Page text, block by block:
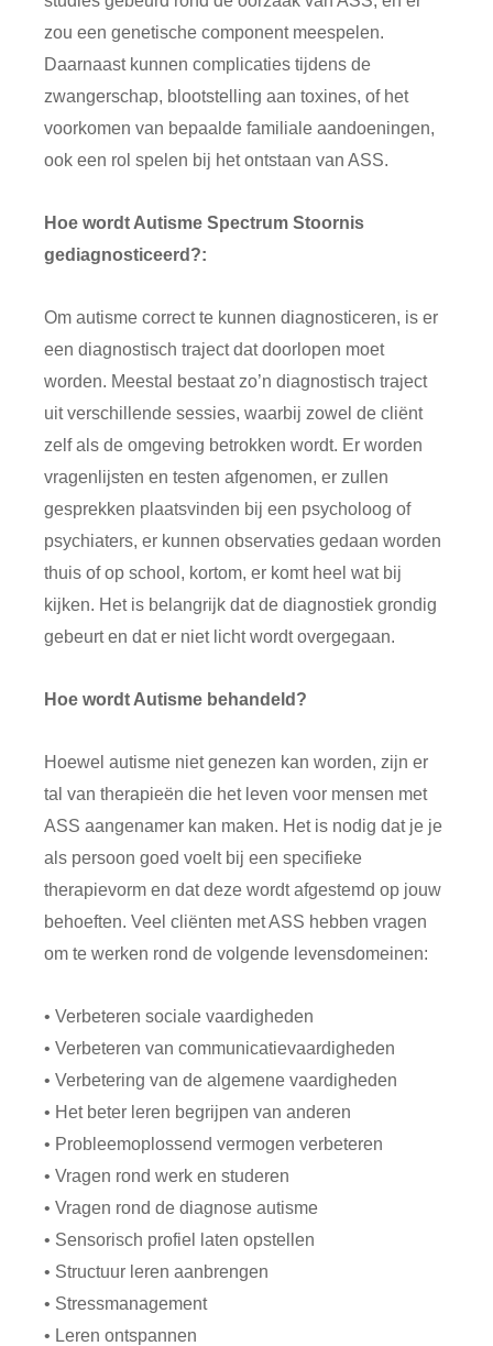
zou een genetische component meespelen.
Daarnaast kunnen complicaties tijdens de
zwangerschap, blootstelling aan toxines, of het
voorkomen van bepaalde familiale aandoeningen,
ook een rol spelen bij het ontstaan van ASS.
Hoe wordt Autisme Spectrum Stoornis
gediagnosticeerd?:
Om autisme correct te kunnen diagnosticeren, is er
een diagnostisch traject dat doorlopen moet
worden. Meestal bestaat zo’n diagnostisch traject
uit verschillende sessies, waarbij zowel de cliënt
zelf als de omgeving betrokken wordt. Er worden
vragenlijsten en testen afgenomen, er zullen
gesprekken plaatsvinden bij een psycholoog of
psychiaters, er kunnen observaties gedaan worden
thuis of op school, kortom, er komt heel wat bij
kijken. Het is belangrijk dat de diagnostiek grondig
gebeurt en dat er niet licht wordt overgegaan.
Hoe wordt Autisme behandeld?
Hoewel autisme niet genezen kan worden, zijn er
tal van therapieën die het leven voor mensen met
ASS aangenamer kan maken. Het is nodig dat je je
als persoon goed voelt bij een specifieke
therapievorm en dat deze wordt afgestemd op jouw
behoeften. Veel cliënten met ASS hebben vragen
om te werken rond de volgende levensdomeinen:
• Verbeteren sociale vaardigheden
• Verbeteren van communicatievaardigheden
• Verbetering van de algemene vaardigheden
• Het beter leren begrijpen van anderen
• Probleemoplossend vermogen verbeteren
• Vragen rond werk en studeren
• Vragen rond de diagnose autisme
• Sensorisch profiel laten opstellen
• Structuur leren aanbrengen
• Stressmanagement
• Leren ontspannen